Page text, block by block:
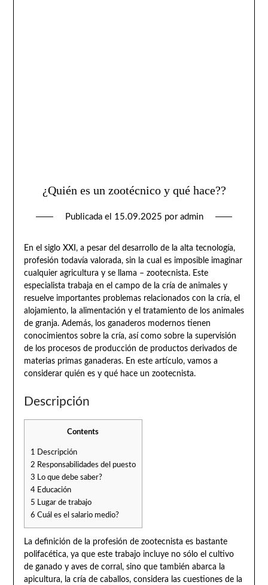
¿Quién es un zootécnico y qué hace??
Publicada el 15.09.2025 por admin
En el siglo XXI, a pesar del desarrollo de la alta tecnología,
profesión todavía valorada, sin la cual es imposible imaginar
cualquier agricultura y se llama – zootecnista. Este
especialista trabaja en el campo de la cría de animales y
resuelve importantes problemas relacionados con la cría, el
alojamiento, la alimentación y el tratamiento de los animales
de granja. Además, los ganaderos modernos tienen
conocimientos sobre la cría, así como sobre la supervisión
de los procesos de producción de productos derivados de
materias primas ganaderas. En este artículo, vamos a
considerar quién es y qué hace un zootecnista.
Descripción
Contents
1
Descripción
2 Responsabilidades del puesto
3 Lo que debe saber?
4Educación
5 Lugar de trabajo
6 Cuál es el salario medio?
La definición de la profesión de zootecnista es bastante
polifacética, ya que este trabajo incluye no sólo el cultivo
de ganado y aves de corral, sino que también abarca la
apicultura, la cría de caballos, considera las cuestiones de la